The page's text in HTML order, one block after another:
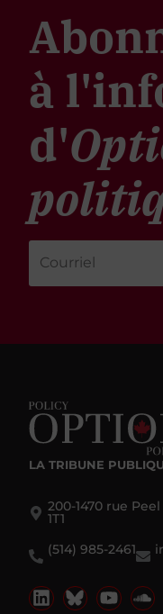
à
d'
LA TRIBUNE
200-1470 rue
1T1
(514) 985-2461